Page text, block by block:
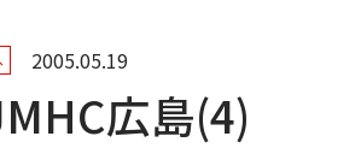
2005.05.19
広島(4)